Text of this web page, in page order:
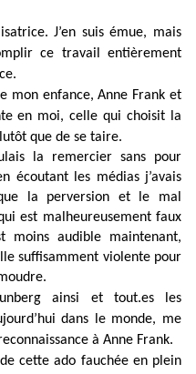
J’en suis émue, mais
ce travail entièrement
mon enfance, Anne Frank et
en moi, celle qui choisit la
que de se taire.
la remercier sans pour
écoutant les médias j’avais
la perversion et le mal
est malheureusement faux
moins audible maintenant,
suffisamment violente pour
ainsi et tout.es les
dans le monde, me
à Anne Frank.
cette ado fauchée en plein